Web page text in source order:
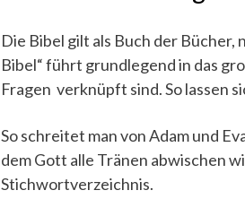
Die Bibel gilt als Buch der Bücher,
Bibel“ führt grundlegend in das
Fragen verknüpft sind. So lassen
So schreitet man von Adam und
dem Gott alle Tränen abwischen
Stichwortverzeichnis.